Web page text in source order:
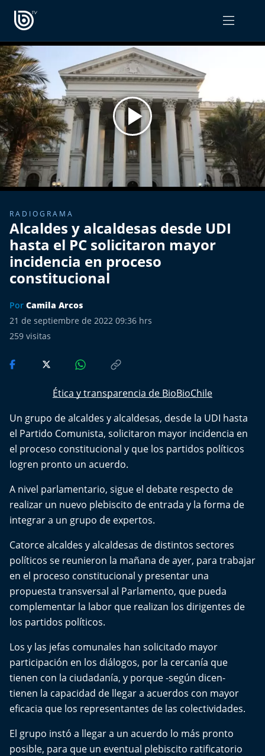
PROGRAMAS
Radiograma
Expreso Bío Bío
Podría Ser Peor
La Entrevista de Tomás Mosciatti
Entrevistas BioBioTV
Comentarios de Tomás Mosciatti
Más de Ti Podcast
Retropop
De Plato en Plato
Los Inestables
Más de 100 Días
Tu Mereces Ser Feliz
Cultura y Espectáculos
Deportes
Conexión Digital
La Ruta del Pulsar
Psicología Abierta
Impacto Tecnológico
Sesiones Dieciocheras
Expreso PM
OPINIÓN
PODCAST RADIOGRAMA
RADIOGRAMA
Alcaldes y alcaldesas desde UDI
hasta el PC solicitaron mayor
incidencia en proceso
constitucional
Por Camila Arcos
21 de septiembre de 2022 09:36 hrs
259 visitas
Ética y transparencia de BioBioChile
Un grupo de alcaldes y alcaldesas, desde la UDI hasta
el Partido Comunista, solicitaron mayor incidencia en
el proceso constitucional y que los partidos políticos
logren pronto un acuerdo.
A nivel parlamentario, sigue el debate respecto de
realizar un nuevo plebiscito de entrada y la forma de
integrar a un grupo de expertos.
Catorce alcaldes y alcaldesas de distintos sectores
políticos se reunieron la mañana de ayer, para trabajar
en el proceso constitucional y presentar una
propuesta transversal al Parlamento, que pueda
complementar la labor que realizan los dirigentes de
los partidos políticos.
Los y las jefas comunales han solicitado mayor
participación en los diálogos, por la cercanía que
tienen con la ciudadanía, y porque -según dicen-
tienen la capacidad de llegar a acuerdos con mayor
eficacia que los representantes de las colectividades.
El grupo instó a llegar a un acuerdo lo más pronto
posible, para que un eventual plebiscito ratificatorio